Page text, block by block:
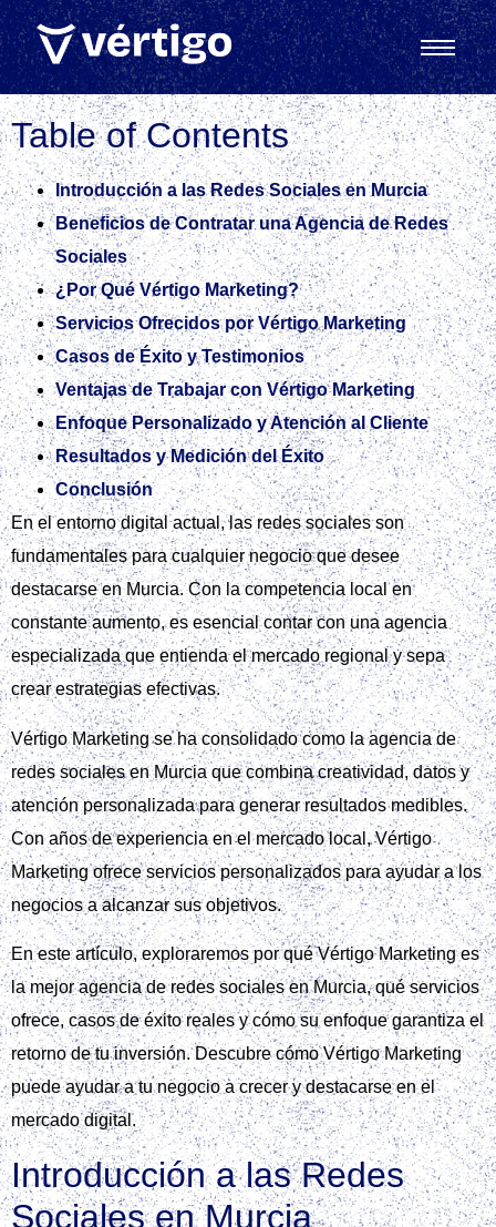
Table of Contents
Introducción a las Redes Sociales en Murcia
Beneficios de Contratar una Agencia de Redes
Sociales
¿Por Qué Vértigo Marketing?
Servicios Ofrecidos por Vértigo Marketing
Casos de Éxito y Testimonios
Ventajas de Trabajar con Vértigo Marketing
Enfoque Personalizado y Atención al Cliente
Resultados y Medición del Éxito
Conclusión
En el entorno digital actual, las redes sociales son
fundamentales para cualquier negocio que desee
destacarse en Murcia. Con la competencia local en
constante aumento, es esencial contar con una agencia
especializada que entienda el mercado regional y sepa
crear estrategias efectivas.
Vértigo Marketing se ha consolidado como la agencia de
redes sociales en Murcia que combina creatividad, datos y
atención personalizada para generar resultados medibles.
Con años de experiencia en el mercado local, Vértigo
Marketing ofrece servicios personalizados para ayudar a los
negocios a alcanzar sus objetivos.
En este artículo, exploraremos por qué Vértigo Marketing es
la mejor agencia de redes sociales en Murcia, qué servicios
ofrece, casos de éxito reales y cómo su enfoque garantiza el
retorno de tu inversión. Descubre cómo Vértigo Marketing
puede ayudar a tu negocio a crecer y destacarse en el
mercado digital.
Introducción a las Redes
Sociales en Murcia